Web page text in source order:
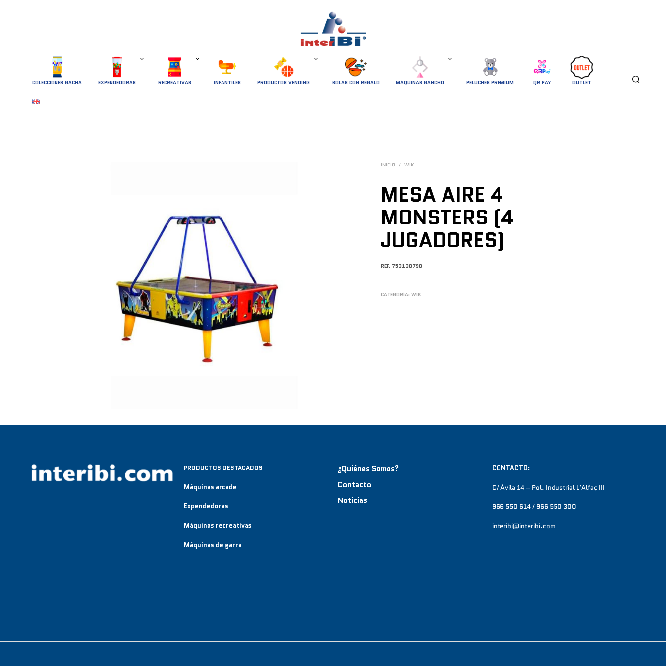
COLECCIONES GACHA EXPENDEDORAS RECREATIVAS INFANTILES PRODUCTOS VENDING BOLAS CON REGALO MÁQUINAS GANCHO PELUCHES PREMIUM QR PAY OUTLET
INICIO / WIK
MESA AIRE 4
MONSTERS (4
JUGADORES)
REF. 753130790
CATEGORÍA:WIK
PRODUCTOS DESTACADOS
Máquinas arcade
Expendedoras
Máquinas recreativas
Máquinas de garra
¿Quiénes Somos?
Contacto
Noticias
CONTACTO:
C/ Ávila 14 – Pol. Industrial L’Alfaç III
966 550 614 / 966 550 300
interibi@interibi.com